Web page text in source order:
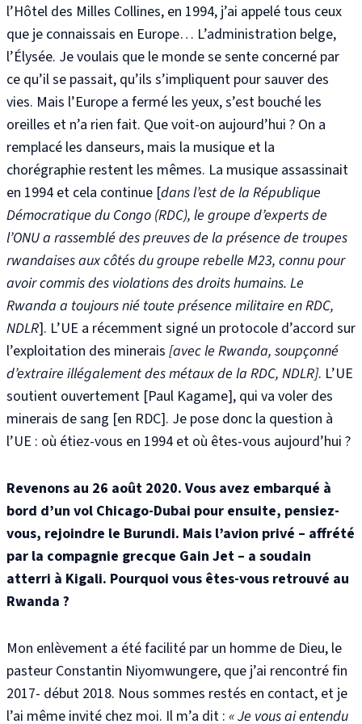
l’Hôtel des Milles Collines, en 1994, j’ai appelé tous ceux
que je connaissais en Europe… L’administration belge,
l’Élysée. Je voulais que le monde se sente concerné par
ce qu’il se passait, qu’ils s’impliquent pour sauver des
vies. Mais l’Europe a fermé les yeux, s’est bouché les
oreilles et n’a rien fait. Que voit-on aujourd’hui ? On a
remplacé les danseurs, mais la musique et la
chorégraphie restent les mêmes. La musique assassinait
en 1994 et cela continue [dansl’est de la République
Démocratique du Congo (RDC), le groupe d’experts de
l’ONU a rassemblé des preuves de la présence de troupes
rwandaises aux côtés du groupe rebelle M23, connu pour
avoir commis des violations des droits humains. Le
Rwanda a toujours nié toute présence militaire en RDC,
NDLR]. L’UE a récemment signé un protocole d’accord sur
l’exploitation des minerais [avec le Rwanda, soupçonné
d’extraire illégalement des métaux de la RDC, NDLR]. L’UE
soutient ouvertement [Paul Kagame], qui va voler des
minerais de sang [en RDC]. Je pose donc la question à
l’UE : où étiez-vous en 1994 et où êtes-vous aujourd’hui ?
Revenons au 26 août 2020. Vous avez embarqué à
bord d’un vol Chicago-Dubai pour ensuite, pensiez-
vous, rejoindre le Burundi. Mais l’avion privé – affrété
par la compagnie grecque Gain Jet – a soudain
atterri à Kigali. Pourquoi vous êtes-vous retrouvé au
Rwanda ?
Mon enlèvement a été facilité par un homme de Dieu, le
pasteur Constantin Niyomwungere, que j’ai rencontré fin
2017- début 2018. Nous sommes restés en contact, et je
l’ai même invité chez moi. Il m’a dit : « Je vous ai entendu